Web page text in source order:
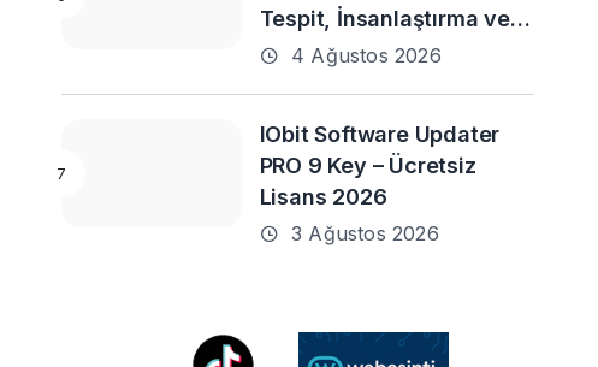
Tespit, İnsanlaştırma ve
Daha Fazlası
4 Ağustos 2026
IObit Software Updater
PRO 9 Key – Ücretsiz
Lisans 2026
3 Ağustos 2026